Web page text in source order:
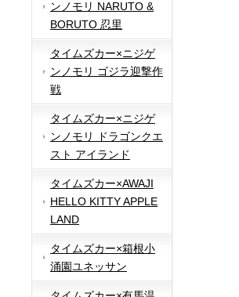
ンノモリ NARUTO &
BORUTO 忍里
タイムズカー×ニジゲ
ンノモリ ゴジラ迎撃作
戦
タイムズカー×ニジゲ
ンノモリ ドラゴンクエ
スト アイランド
タイムズカー×AWAJI
HELLO KITTY APPLE
LAND
タイムズカー×箱根小
涌園ユネッサン